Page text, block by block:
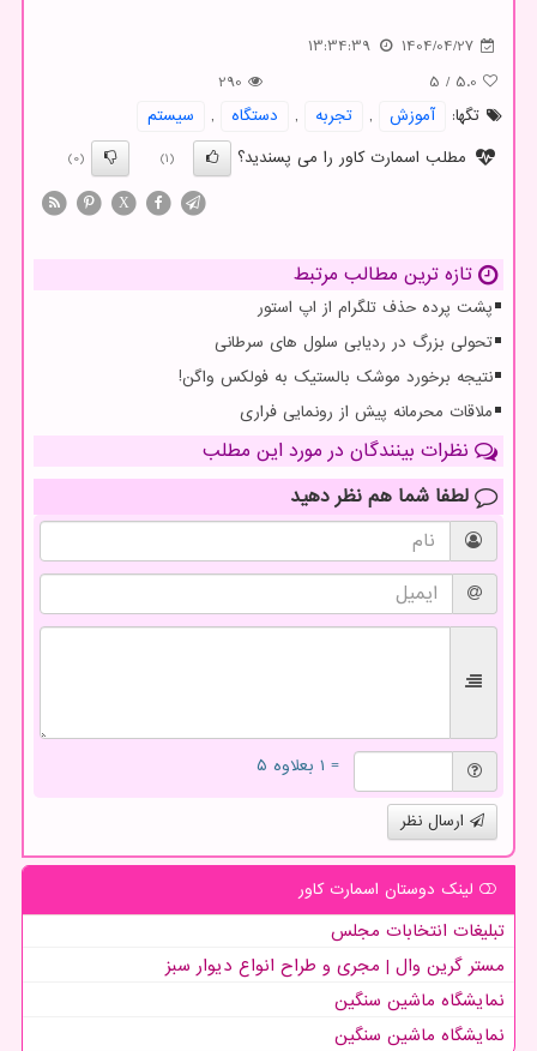
1404/04/27
13:34:39
5.0
/
5
290
تگها:
آموزش , تجربه , دستگاه ,
سیستم
مطلب اسمارت کاور را می پسندید؟
(1)
(0)
X
تازه ترین مطالب مرتبط
پشت پرده حذف تلگرام از اپ استور
تحولی بزرگ در ردیابی سلول های سرطانی
نتیجه برخورد موشک بالستیک به فولکس واگن!
ملاقات محرمانه پیش از رونمایی فراری
نظرات بینندگان در مورد این مطلب
لطفا شما هم نظر دهید
= ۱ بعلاوه ۵
ارسال نظر
لینک دوستان اسمارت كاور
تبلیغات انتخابات مجلس
مستر گرین وال | مجری و طراح انواع دیوار سبز
نمایشگاه ماشین سنگین
نمایشگاه ماشین سنگین